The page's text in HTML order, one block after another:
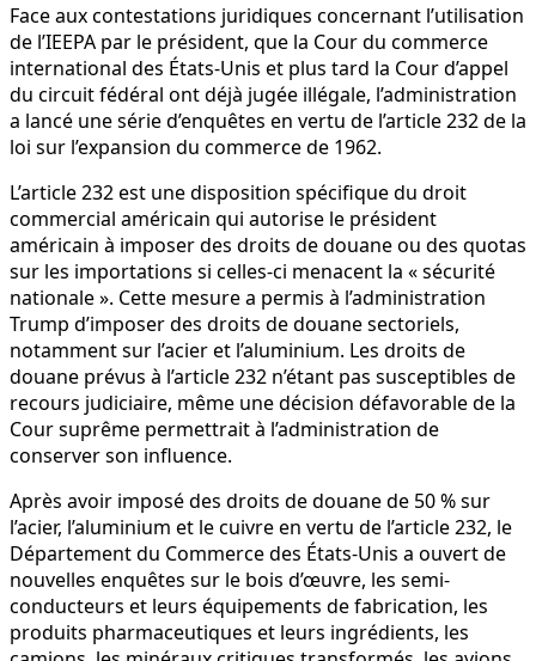
Face aux contestations juridiques concernant l’utilisation
de l’IEEPA par le président, que la Cour du commerce
international des États-Unis et plus tard la Cour d’appel
du circuit fédéral ont déjà jugée illégale, l’administration
a lancé une série d’enquêtes en vertu de l’article 232 de la
loi sur l’expansion du commerce de 1962.
L’article 232 est une disposition spécifique du droit
commercial américain qui autorise le président
américain à imposer des droits de douane ou des quotas
sur les importations si celles-ci menacent la « sécurité
nationale ». Cette mesure a permis à l’administration
Trump d’imposer des droits de douane sectoriels,
notamment sur l’acier et l’aluminium. Les droits de
douane prévus à l’article 232 n’étant pas susceptibles de
recours judiciaire, même une décision défavorable de la
Cour suprême permettrait à l’administration de
conserver son influence.
Après avoir imposé des droits de douane de 50 % sur
l’acier, l’aluminium et le cuivre en vertu de l’article 232, le
Département du Commerce des États-Unis a ouvert de
nouvelles enquêtes sur le bois d’œuvre, les semi-
conducteurs et leurs équipements de fabrication, les
produits pharmaceutiques et leurs ingrédients, les